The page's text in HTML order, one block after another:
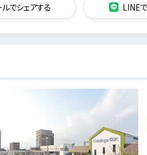
ルでシェアする LINE